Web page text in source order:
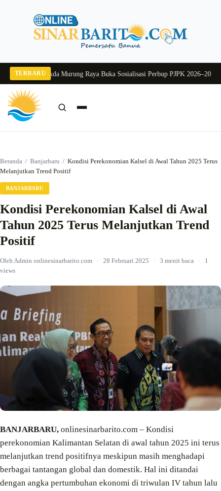
TERBARU
2026Pj Sekda Murung Raya Buka Sosialisasi Perbup PJPK 2026–2030
Beranda / Banjarbaru / Kondisi Perekonomian Kalsel di Awal Tahun 2025 Terus
Melanjutkan Trend Positif
BANJARBARU
Kondisi Perekonomian Kalsel di Awal
Tahun 2025 Terus Melanjutkan Trend
Positif
Oleh Admin onlinesinarbarito.com · 28 Februari 2025 · 3 menit baca ·
1
views
BANJARBARU, onlinesinarbarito.com – Kondisi
perekonomian Kalimantan Selatan di awal tahun 2025 ini terus
melanjutkan trend positifnya meskipun masih menghadapi
berbagai tantangan global dan domestik. Hal ini ditandai
dengan angka pertumbuhan ekonomi di triwulan IV tahun lalu